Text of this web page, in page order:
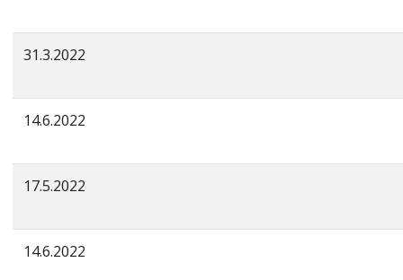
31.3.2022
14.6.2022
17.5.2022
14.6.2022